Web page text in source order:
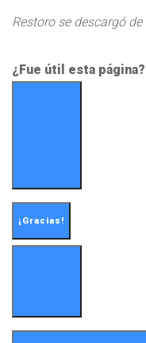
Restoro se descargó de
¿Fue útil esta página?
¡Gracias!